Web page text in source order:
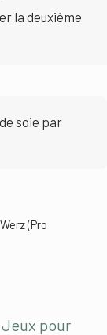
la deuxième
soie par
(Pro
Jeux pour